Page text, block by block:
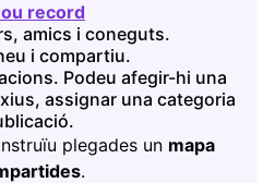
record
(Opens in new tab)
amics i coneguts.
i compartiu.
Podeu afegir-hi una
assignar una categoria
plegades un mapa
.